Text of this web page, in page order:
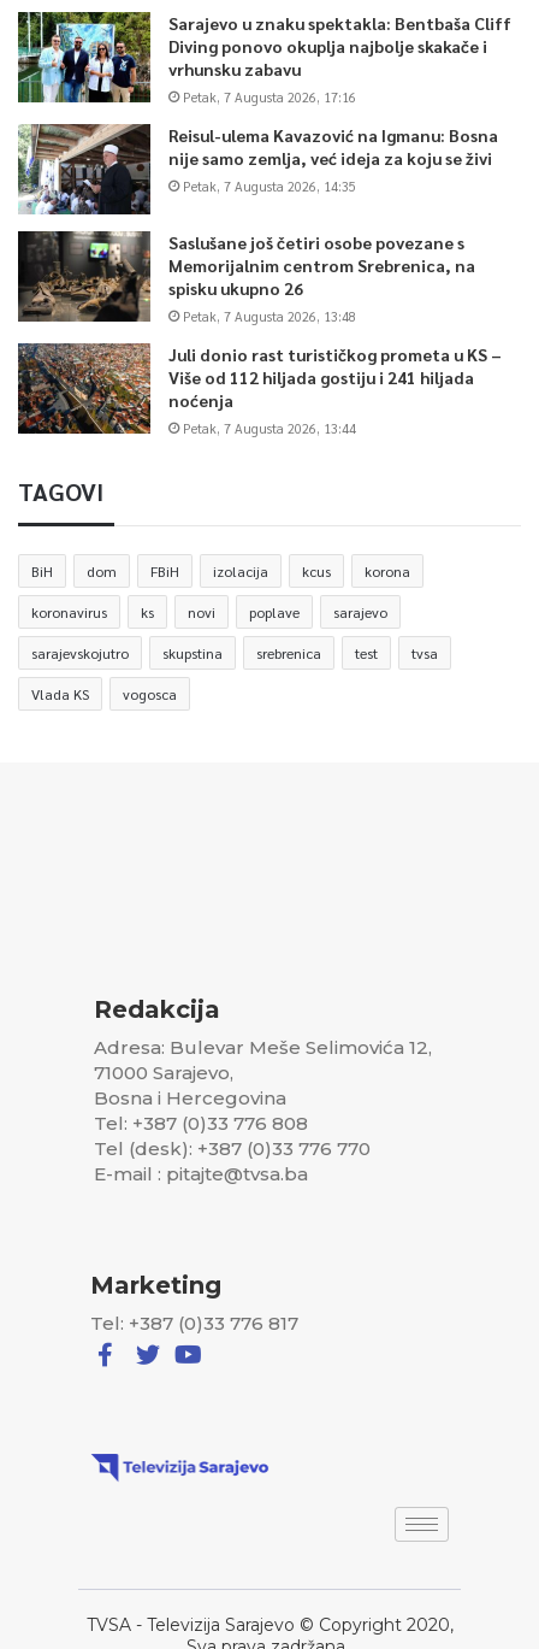
Sarajevo u znaku spektakla: Bentbaša Cliff
Diving ponovo okuplja najbolje skakače i
vrhunsku zabavu
Petak, 7 Augusta 2026, 17:16
Reisul-ulema Kavazović na Igmanu: Bosna
nije samo zemlja, već ideja za koju se živi
Petak, 7 Augusta 2026, 14:35
Saslušane još četiri osobe povezane s
Memorijalnim centrom Srebrenica, na
spisku ukupno 26
Petak, 7 Augusta 2026, 13:48
Juli donio rast turističkog prometa u KS –
Više od 112 hiljada gostiju i 241 hiljada
noćenja
Petak, 7 Augusta 2026, 13:44
TAGOVI
BiH dom FBiH izolacija kcus korona
koronavirus ks novi poplave sarajevo
sarajevskojutro skupstina srebrenica test tvsa
Vlada KS vogosca
Redakcija
Adresa: Bulevar Meše Selimovića 12,
71000 Sarajevo,
Bosna i Hercegovina
Tel: +387 (0)33 776 808
Tel (desk): +387 (0)33 776 770
E-mail : pitajte@tvsa.ba
Marketing
Tel: +387 (0)33 776 817
TVSA - Televizija Sarajevo © Copyright 2020,